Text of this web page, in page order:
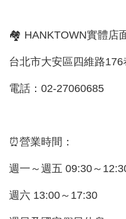
🏘 HANKTOWN實體店
台北市大安區四維路
電話：02-27060685
⏰營業時間：
週一～週五 09:30～
週六 13:00～17:30